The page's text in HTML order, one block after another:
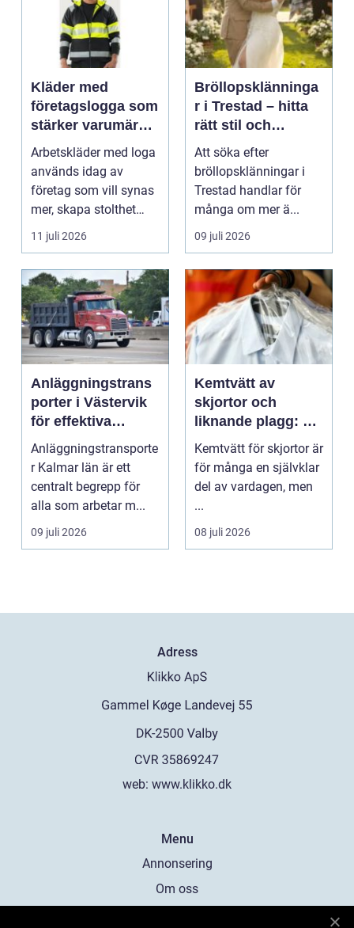
Kläder med
företagslogga som
stärker varumärket
varje dag
Arbetskläder med loga
används idag av
företag som vill synas
mer, skapa stolthet
inte...
11 juli 2026
Bröllopsklänninga
r i Trestad – hitta
rätt stil och
passform inför den
stora dagen
Att söka efter
bröllopsklänningar i
Trestad handlar för
många om mer ä...
09 juli 2026
Anläggningstrans
porter i Västervik
för effektiva
byggprojekt
Anläggningstransporte
r Kalmar län är ett
centralt begrepp för
alla som arbetar m...
09 juli 2026
Kemtvätt av
skjortor och
liknande plagg: Så
fungerar
professionell
klädvård i
Kemtvätt för skjortor är
för många en självklar
del av vardagen, men
...
08 juli 2026
Adress
web: www.klikko.dk
Menu
Annonsering
Om oss